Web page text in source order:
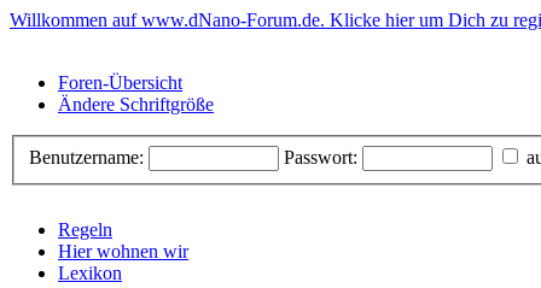
Willkommen auf www.dNano-Forum.de. Klicke hier um Dich zu
Foren-Übersicht
Ändere Schriftgröße
Benutzername: Passwort:
Regeln
Hier wohnen wir
Lexikon